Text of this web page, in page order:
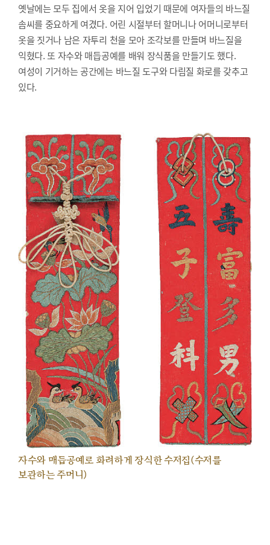
옛날에는 모두 집에서 옷을 지어 입었기 때문에 여자들의 바느질
솜씨를 중요하게 여겼다. 어린 시절부터 할머니나 어머니로부터
옷을 짓거나 남은 자투리 천을 모아 조각보를 만들며 바느질을
익혔다. 또 자수와 매듭공예를 배워 장식품을 만들기도 했다.
여성이 기거하는 공간에는 바느질 도구와 다림질 화로를 갖추고
있다.
자수와 매듭공예로 화려하게 장식한 수저집(수저를
보관하는 주머니)